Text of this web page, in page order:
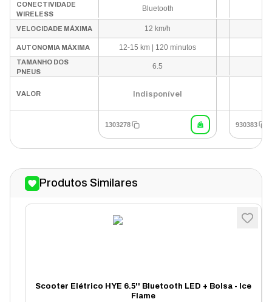
CONECTIVIDADE
WIRELESS
Bluetooth
VELOCIDADE MÁXIMA 12 km/h
AUTONOMIA MÁXIMA 12-15 km | 120 minutos
TAMANHO DOS
PNEUS
6.5
VALOR Indisponível
1303278 930383
Produtos Similares
Scooter Elétrico HYE 6.5'' Bluetooth LED + Bolsa - Ice
Flame